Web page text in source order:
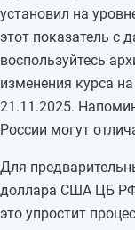
09.11.2025
08.11.2025
установил на
этот показатель с
воспользуйтесь
изменения курса
21.11.2025.
России могут
Для
доллара США ЦБ РФ
это упростит